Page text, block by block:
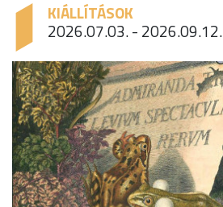
KIÁLLÍTÁSOK
2026.07.03. - 2026.09.12.